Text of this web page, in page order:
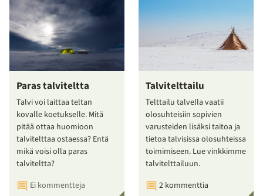
Paras talviteltta
Talvi voi laittaa teltan
kovalle koetukselle. Mitä
pitää ottaa huomioon
talvitelttaa ostaessa? Entä
mikä voisi olla paras
talviteltta?
Ei kommentteja
Talvitelttailu
Telttailu talvella vaatii
olosuhteisiin sopivien
varusteiden lisäksi taitoa ja
tietoa talvisissa olosuhteissa
toimimiseen. Lue vinkkimme
talvitelttailuun.
2 kommenttia